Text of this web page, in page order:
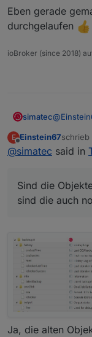
npm
ERR!
npm
ERR!
ERR!
ERR!
npm
ERR!
It's
ERR!
npm
Eben gerade
durchgelaufen
ioBroker (since 2018)
simatec@
die auch
E
Offline
Einstein67schrieb
zuletzt
@simatec said in
Sind die
sind die auch
Ja, die alten